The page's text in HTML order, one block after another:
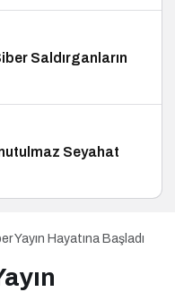
Saldırganların
Seyahat
Yayın Hayatına Başladı